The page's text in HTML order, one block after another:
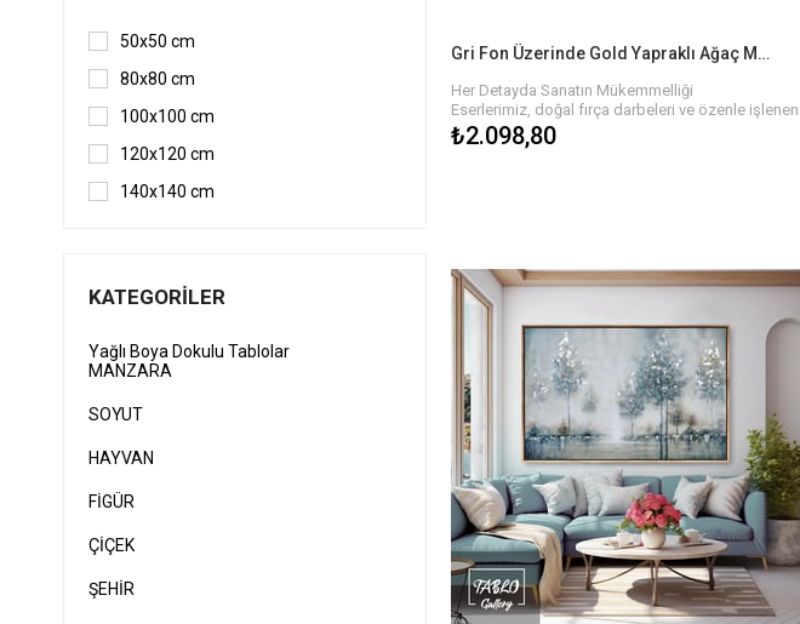
50x50 cm
80x80 cm
100x100 cm
120x120 cm
140x140 cm
KATEGORILER
Yağlı Boya Dokulu Tablolar
MANZARA
SOYUT
HAYVAN
FİGÜR
ÇİÇEK
ŞEHİR
Gri Fon Üzerinde Gold Yapraklı Ağaç Manzara Yağlı Boya Dokulu Tablo
Her Detayda Sanatın Mükemmelliği
Eserlerimiz, doğal fırça darbeleri ve özenle işlenen
detaylarla hayat buluyor. Yağlı boyaların zengin
dokusu, tablonun her köşesinde derinlik ve hareket
kaliteli yağlı boya dokulu tablolar ile evinizin ya da
ofisinizin atmosferini baştan yaratın. Farklı temalar,
renkler ve boyutlarla, hayalinizdeki tabloyu
bulmanız çok kolay!
Bize Ulaşın ve Sanatı Hayatınıza Dahil Edin!
Siz de sanatın büyüsünden yararlanmak ve evinize
anlam katmak için hemen koleksiyonumuzu
keşfedin. Her biri kendine özgü olan bu tablolara
sahip olmak için birkaç adımda siparişinizi
verebilirsiniz.
Hızlı ve Güvenli Teslimat
Eserlerinizi sadece bir tıkla satın alabilir, hızlı ve
güvenli teslimat ile en kısa sürede yeni tablonuzun
keyfini çıkarabilirsiniz. Her tablo özenle paketlenir
ve size ulaşmadan önce kalite kontrolünden
geçirilir.
₺2.098,80